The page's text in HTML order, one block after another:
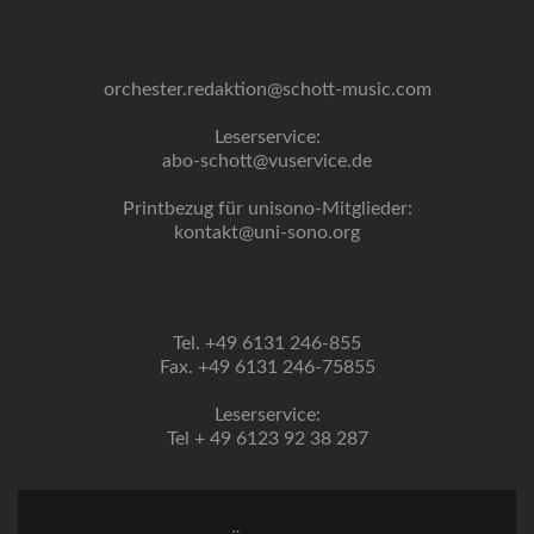
orchester.redaktion@schott-music.com
Leserservice:
abo-schott@vuservice.de
Printbezug für unisono-Mitglieder:
kontakt@uni-sono.org
Tel. +49 6131 246-855
Fax. +49 6131 246-75855
Leserservice:
Tel + 49 6123 92 38 287